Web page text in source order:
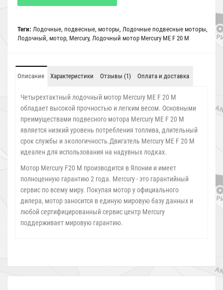
Теги: Лодочные, подвесные, моторы, Лодочные подвесные моторы,
Лодочный, мотор, Mercury, Лодочный мотор Mercury ME F 20 M
Описание Характеристики Отзывы (1) Оплата и доставка
Четырехтактный лодочный мотор Mercury ME F 20 M
обладает высокой прочностью и легким весом. Основными
преимуществами подвесного мотора Mercury ME F 20 M
является низкий уровень потребления топлива, длительный
срок службы и экологичность.Двигатель Mercury ME F 20 M
идеален для использования на надувных лодках.
Мотор Mercury F20 M производится в Японии и имеет
полноценную гарантию 2 года. Mercury - это гарантийный
сервис по всему миру. Покупая мотор у официального
дилера, мотор заносится в единую мировую базу данных и
любой сертифицированный сервис центр Mercury
поддерживает мировую гарантию.